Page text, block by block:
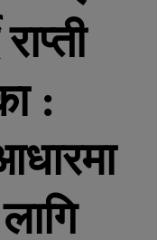
मुद्दा दायर
एक वृद्धको
देखाउन किर्ते
पनि जेलमा
: